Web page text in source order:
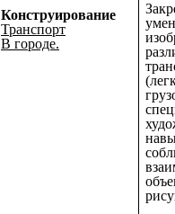
Конструирование
Транспорт
В городе.